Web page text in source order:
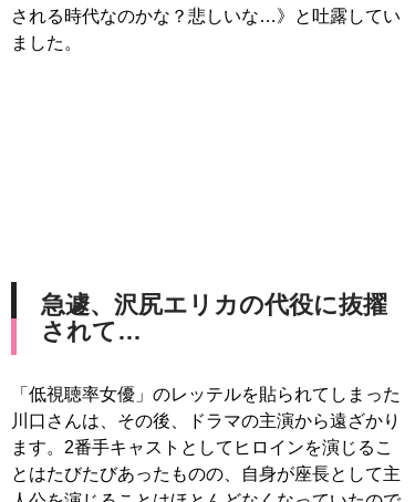
される時代なのかな？悲しいな…》と吐露してい
ました。
急遽、沢尻エリカの代役に抜擢
されて…
「低視聴率女優」のレッテルを貼られてしまった
川口さんは、その後、ドラマの主演から遠ざかり
ます。2番手キャストとしてヒロインを演じるこ
とはたびたびあったものの、自身が座長として主